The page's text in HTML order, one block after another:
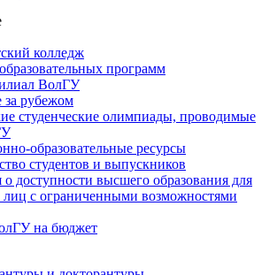
колледж
программ
ВолГУ
за рубежом
студенческие олимпиады, проводимые
образовательные ресурсы
студентов и выпускников
доступности высшего образования для
с ограниченными возможностями
на бюджет